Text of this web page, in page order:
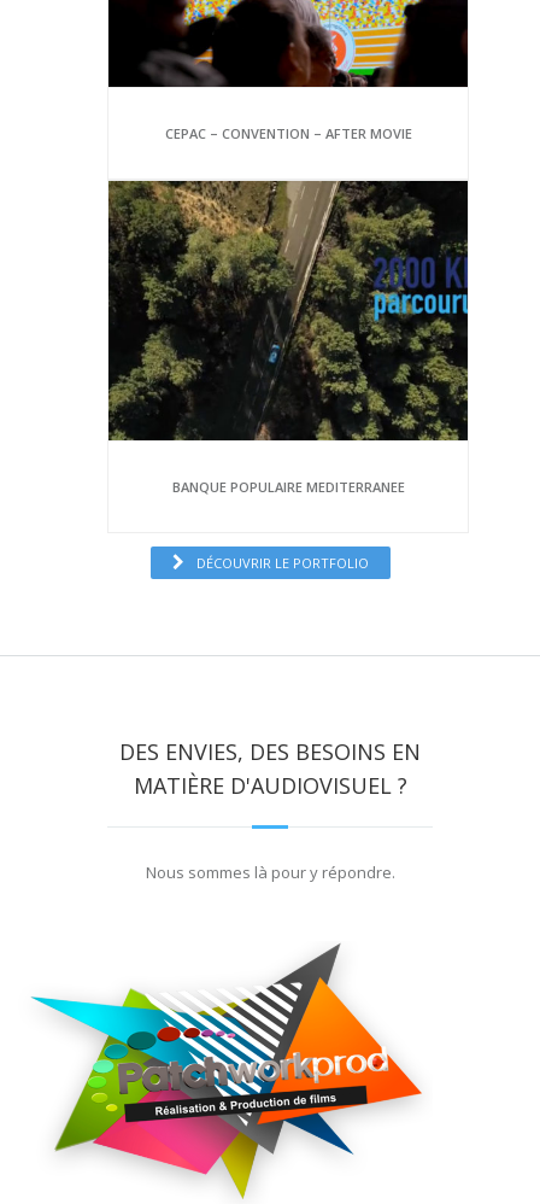
CEPAC – CONVENTION – AFTER MOVIE
BANQUE POPULAIRE MEDITERRANEE
DÉCOUVRIR LE PORTFOLIO
DES ENVIES, DES BESOINS EN
MATIÈRE D'AUDIOVISUEL ?
Nous sommes là pour y répondre.